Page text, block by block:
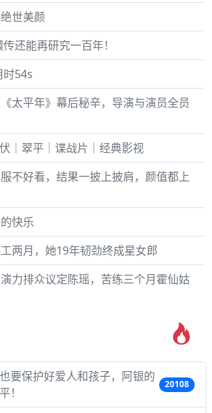
世美颜
还能再研究一百年！
时54s
太平年》幕后秘辛，导演与演员全员
｜翠平｜谍战片｜经典影视
不好看，结果一披上披肩，颜值都上
快乐
两月，她19年韧劲终成星女郎
力排众议定陈瑶，苦练三个月霍仙姑
要保护好爱人和孩子，阿银的
！
20108